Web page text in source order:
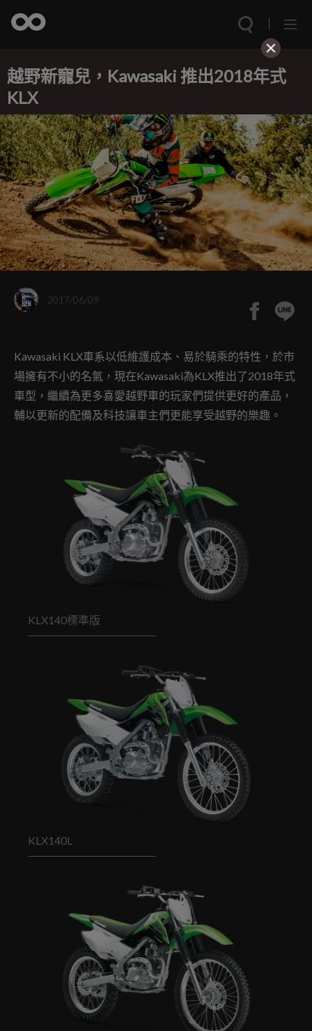
越野新寵兒，Kawasaki 推出2018年式
KLX
2017/06/09
Kawasaki KLX車系以低維護成本、易於騎乘的特性，於市
場擁有不小的名氣，現在Kawasaki為KLX推出了2018年式
車型，繼續為更多喜愛越野車的玩家們提供更好的產品，
輔以更新的配備及科技讓車主們更能享受越野的樂趣。
KLX140標準版
KLX140L